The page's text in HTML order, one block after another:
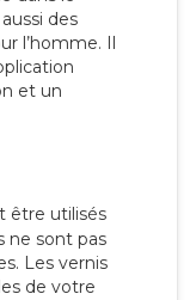
des
l’homme. Il
et un
être utilisés
ne sont pas
Les vernis
de votre